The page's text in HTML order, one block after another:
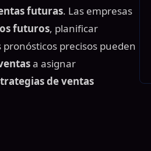
futuras. Las empresas
futuros, planificar
pronósticos precisos pueden
a asignar
de ventas